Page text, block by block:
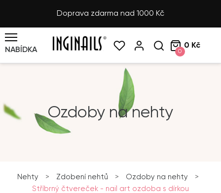
Doprava zdarma nad 1000 Kč
NABÍDKA 0
0 Kč
Ozdoby na nehty
Nehty > Zdobení nehtů > Ozdoby na nehty
>
Stříbrný čtvereček - nail art ozdoba s dírkou